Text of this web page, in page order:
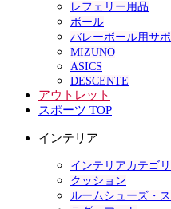
レフェリー用品
ボール
バレーボール用サ
MIZUNO
ASICS
DESCENTE
アウトレット
スポーツ TOP
インテリア
インテリアカテゴ
クッション
ルームシューズ・